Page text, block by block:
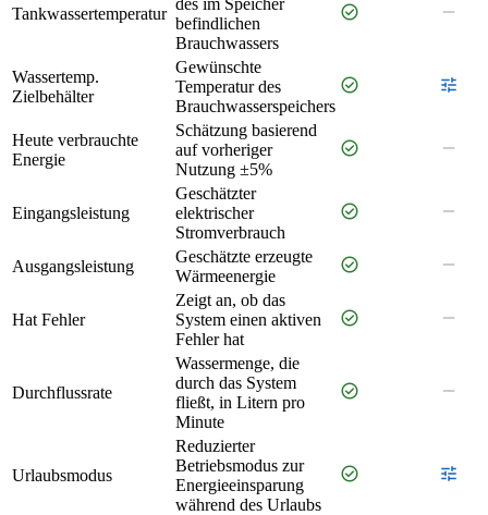
Tankwassertemperatur
befindlichen
Brauchwassers
check_circle remove
Wassertemp.
Zielbehälter
Gewünschte
Temperatur des
Brauchwasserspeichers
check_circle tune
Heute verbrauchte
Energie
Schätzung basierend
auf vorheriger
Nutzung ±5%
check_circle remove
Eingangsleistung
Geschätzter
elektrischer
Stromverbrauch
check_circle remove
Ausgangsleistung
Geschätzte erzeugte
Wärmeenergie
check_circle remove
Hat Fehler
Zeigt an, ob das
System einen aktiven
Fehler hat
check_circle remove
Durchflussrate
Wassermenge, die
durch das System
fließt, in Litern pro
Minute
check_circle remove
Urlaubsmodus
Reduzierter
Betriebsmodus zur
Energieeinsparung
während des Urlaubs
check_circle tune